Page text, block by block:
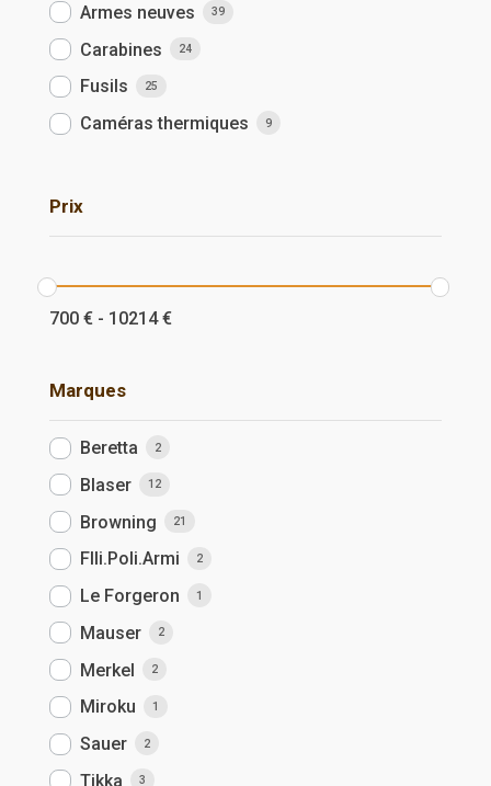
Armes neuves 39
Carabines 24
Fusils 25
Caméras thermiques 9
Prix
700 €- 10214 €
Marques
Beretta 2
Blaser 12
Browning 21
Flli.Poli.Armi 2
Le Forgeron 1
Mauser 2
Merkel 2
Miroku 1
Sauer 2
Tikka 3